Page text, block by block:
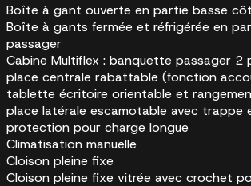
Boîte à gant ouverte en partie basse
Boîte à gants fermée et réfrigérée en
passager
Cabine Multiflex : banquette passager 2
place centrale rabattable (fonction
tablette écritoire orientable et
place latérale escamotable avec trappe
protection pour charge longue
Climatisation manuelle
Cloison pleine fixe
Cloison pleine fixe vitrée avec crochet